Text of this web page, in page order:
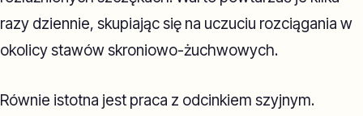
razy dziennie, skupiając się na uczuciu rozciągania w
okolicy stawów skroniowo-żuchwowych.
Równie istotna jest praca z odcinkiem szyjnym.